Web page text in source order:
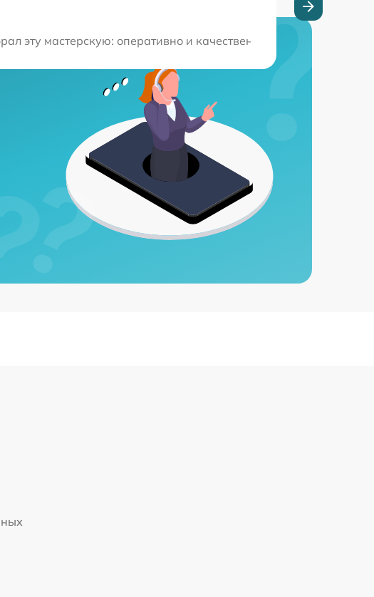
сроков. Отличное отношение к клиентам и быстрое
эту мастерскую: оперативно и качественно устранили